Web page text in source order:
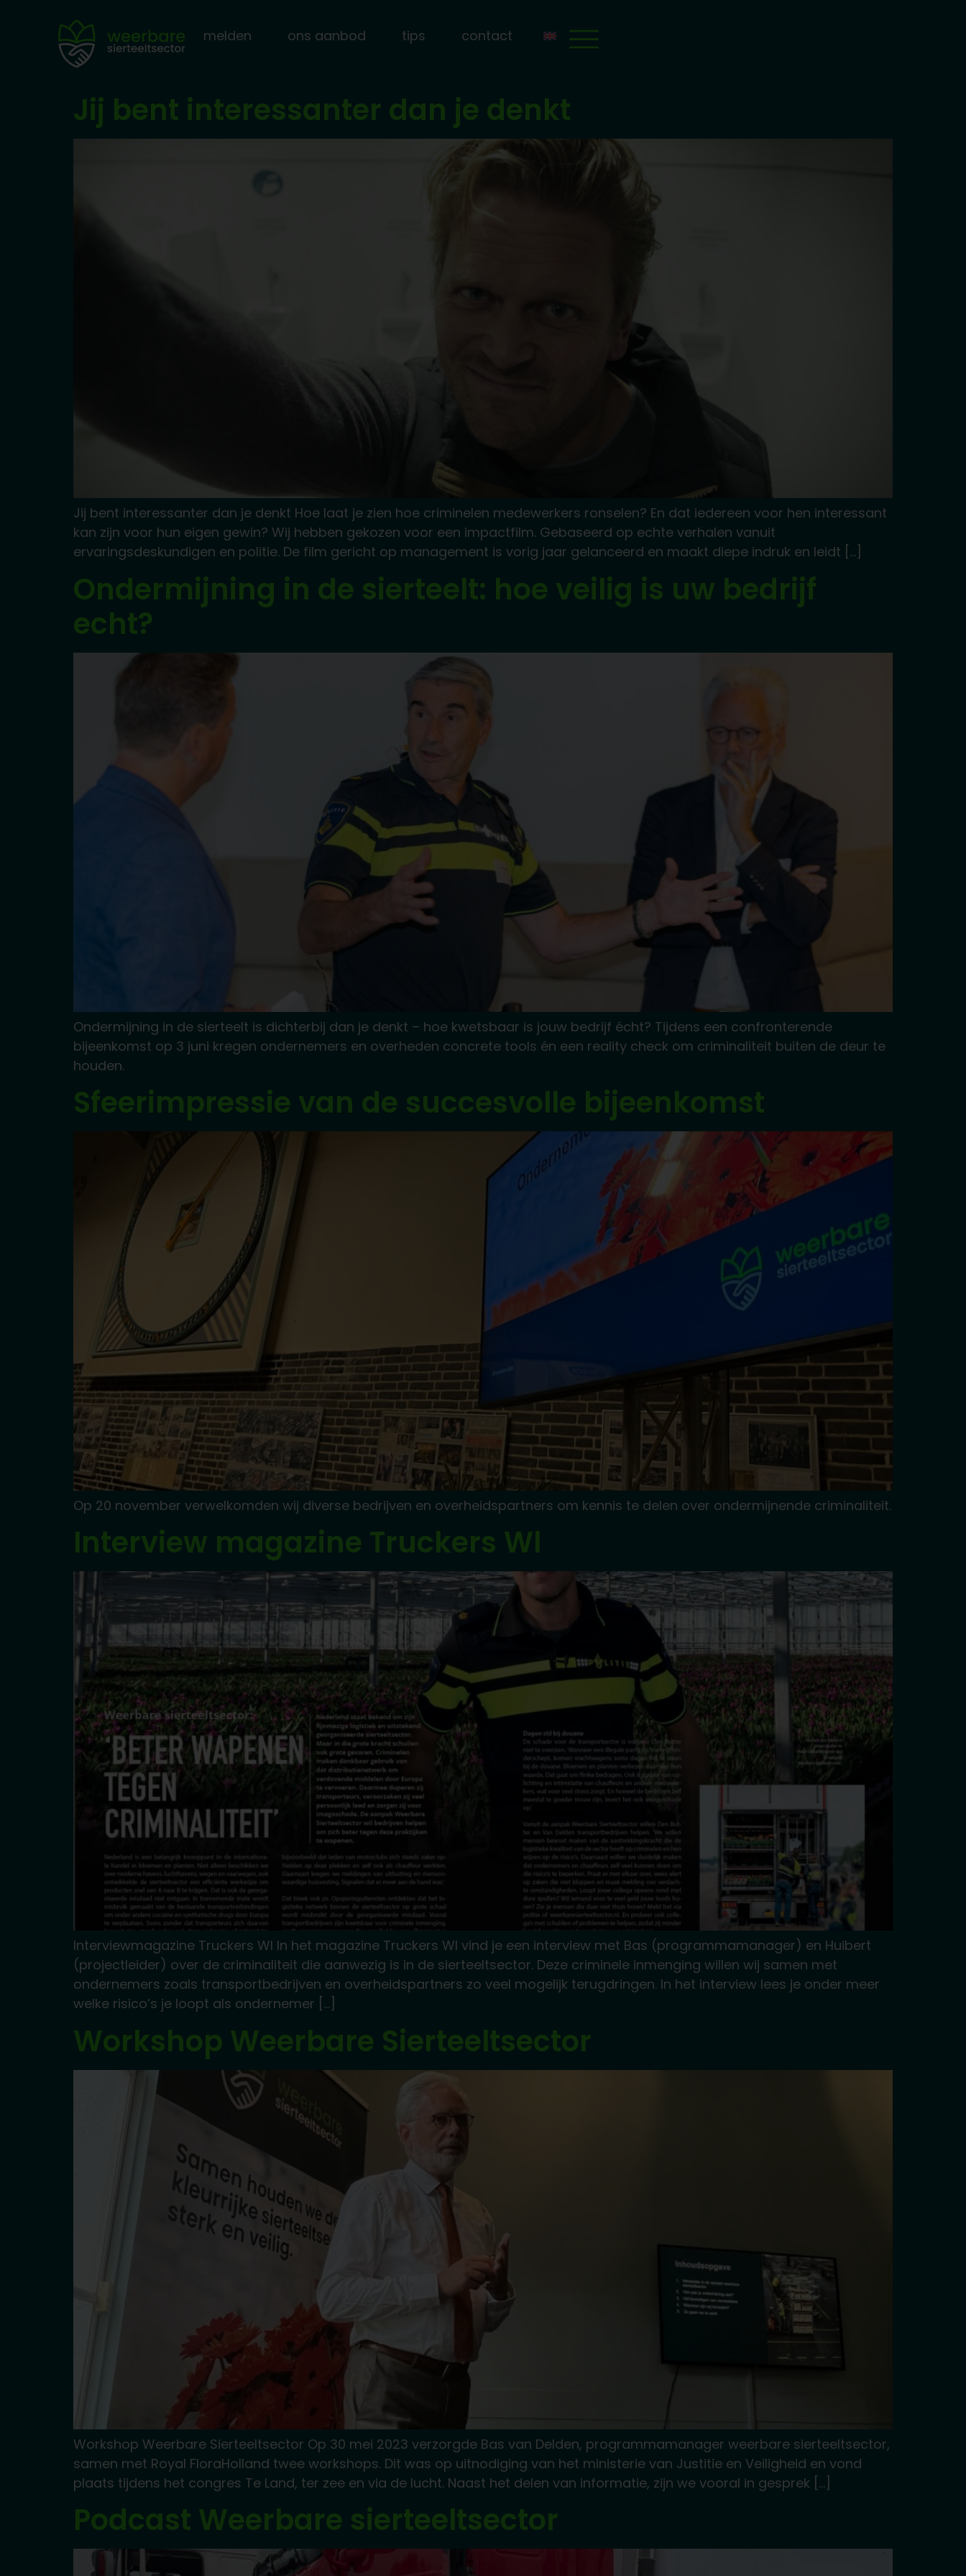
melden ons aanbod tips contact
Jij bent interessanter dan je denkt
Jij bent interessanter dan je denkt Hoe laat je zien hoe criminelen medewerkers ronselen? En dat iedereen voor hen interessant
kan zijn voor hun eigen gewin? Wij hebben gekozen voor een impactfilm. Gebaseerd op echte verhalen vanuit
ervaringsdeskundigen en politie. De film gericht op management is vorig jaar gelanceerd en maakt diepe indruk en leidt […]
Ondermijning in de sierteelt: hoe veilig is uw bedrijf
echt?
Ondermijning in de sierteelt is dichterbij dan je denkt – hoe kwetsbaar is jouw bedrijf écht? Tijdens een confronterende
bijeenkomst op 3 juni kregen ondernemers en overheden concrete tools én een reality check om criminaliteit buiten de deur te
houden.
Sfeerimpressie van de succesvolle bijeenkomst
Op 20 november verwelkomden wij diverse bedrijven en overheidspartners om kennis te delen over ondermijnende criminaliteit.
Interview magazine Truckers Wl
Interviewmagazine Truckers Wl In het magazine Truckers Wl vind je een interview met Bas (programmamanager) en Huibert
(projectleider) over de criminaliteit die aanwezig is in de sierteeltsector. Deze criminele inmenging willen wij samen met
ondernemers zoals transportbedrijven en overheidspartners zo veel mogelijk terugdringen. In het interview lees je onder meer
welke risico’s je loopt als ondernemer […]
Workshop Weerbare Sierteeltsector
Workshop Weerbare Sierteeltsector Op 30 mei 2023 verzorgde Bas van Delden, programmamanager weerbare sierteeltsector,
samen met Royal FloraHolland twee workshops. Dit was op uitnodiging van het ministerie van Justitie en Veiligheid en vond
plaats tijdens het congres Te Land, ter zee en via de lucht. Naast het delen van informatie, zijn we vooral in gesprek […]
Podcast Weerbare sierteeltsector